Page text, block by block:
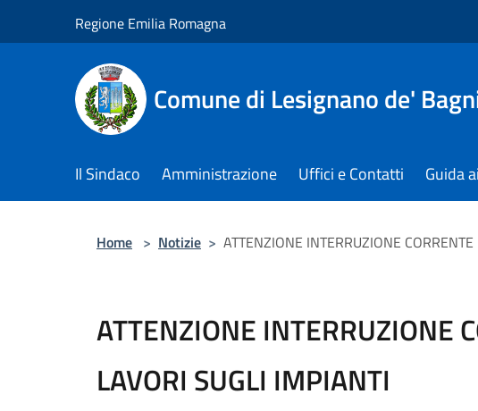
Regione Emilia Romagna
Comune di Lesignano de'
Il Sindaco Amministrazione Uffici e Contatti Guida
Home > Notizie > ATTENZIONE INTERRUZIONE
ATTENZIONE INTERRUZIONE
LAVORI SUGLI IMPIANTI